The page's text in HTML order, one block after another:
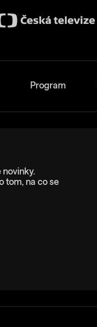
Program
novinky.
tom, na co se